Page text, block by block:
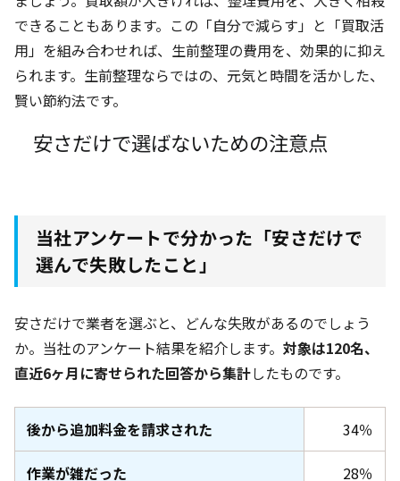
できることもあります。この「自分で減らす」と「買取活
用」を組み合わせれば、生前整理の費用を、効果的に抑え
られます。生前整理ならではの、元気と時間を活かした、
賢い節約法です。
安さだけで選ばないための注意点
当社アンケートで分かった「安さだけで
選んで失敗したこと」
安さだけで業者を選ぶと、どんな失敗があるのでしょう
か。当社のアンケート結果を紹介します。 対象は120名、
直近6ヶ月に寄せられた回答から集計したものです。
後から追加料金を請求された 34％
作業が雑だった 28％